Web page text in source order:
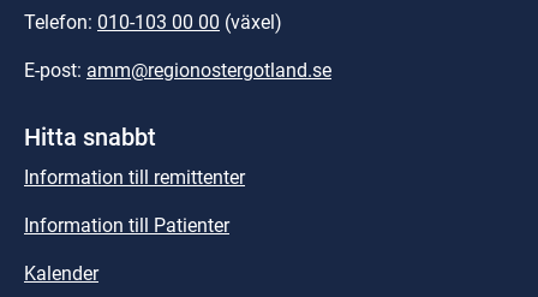
Telefon: 010-103 00 00 (växel)
E-post: amm@regionostergotland.se
Hitta snabbt
Information till remittenter
Information till Patienter
Kalender